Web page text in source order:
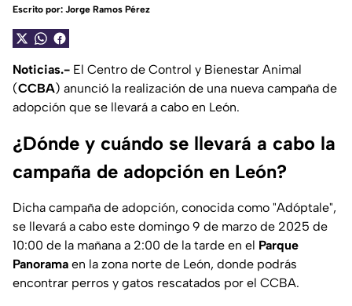
Escrito por: Jorge Ramos Pérez
Noticias.- El Centro de Control y Bienestar Animal
(CCBA) anunció la realización de una nueva campaña de
adopción que se llevará a cabo en León.
¿Dónde y cuándo se llevará a cabo la
campaña de adopción en León?
Dicha campaña de adopción, conocida como "Adóptale",
se llevará a cabo este domingo 9 de marzo de 2025 de
10:00 de la mañana a 2:00 de la tarde en el Parque
Panorama en la zona norte de León, donde podrás
encontrar perros y gatos rescatados por el CCBA.